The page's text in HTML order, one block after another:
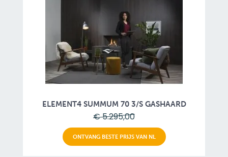
ELEMENT4 SUMMUM 70 3/S GASHAARD
€ 5.295,00
ONTVANG BESTE PRIJS VAN NL